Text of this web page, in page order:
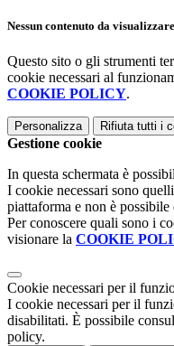
Nessun contenuto da visualizzare
Questo sito o gli strumenti
cookie necessari al
COOKIE POLICY.
Personalizza Rifiuta tutti i
Gestione cookie
In questa schermata è
I cookie necessari sono
piattaforma e non è
Per conoscere quali sono i
visionare la COOKIE
Cookie necessari per il
I cookie necessari per il
disabilitati. È possibile
policy.